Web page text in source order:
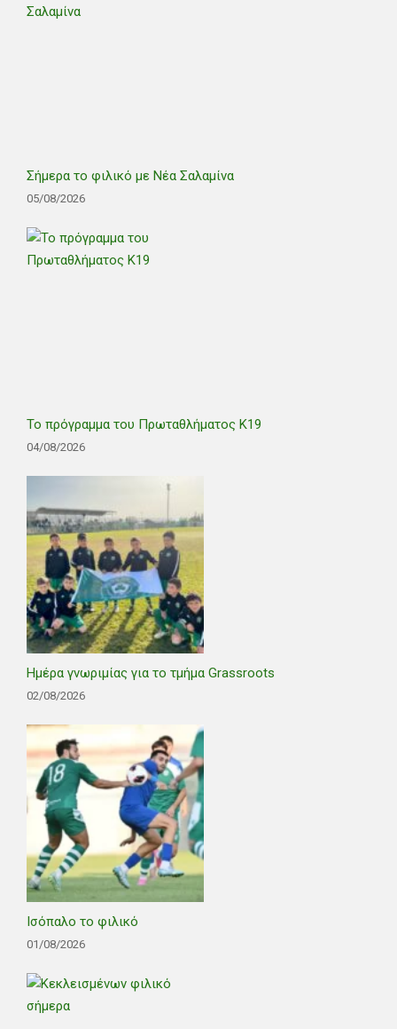
Σήμερα το φιλικό με Νέα Σαλαμίνα
05/08/2026
Το πρόγραμμα του Πρωταθλήματος Κ19
04/08/2026
Ημέρα γνωριμίας για το τμήμα Grassroots
02/08/2026
Ισόπαλο το φιλικό
01/08/2026